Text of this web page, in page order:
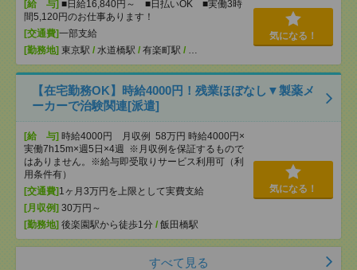
[給 与] ■日給16,840円～ ■日払いOK ■実働3時
間5,120円のお仕事あります！
[交通費]一部支給
[勤務地] 東京駅 / 水道橋駅 / 有楽町駅 / …
気になる！
【在宅勤務OK】時給4000円！残業ほぼなし▼製薬メ
ーカーで治験関連[派遣]
[給 与] 時給4000円 月収例 58万円 時給4000円×
実働7h15m×週5日×4週 ※月収例を保証するもので
はありません。※給与即受取りサービス利用可（利
用条件有）
[交通費] 1ヶ月3万円を上限として実費支給
[月収例] 30万円～
[勤務地] 後楽園駅から徒歩1分 / 飯田橋駅
気になる！
すべて見る